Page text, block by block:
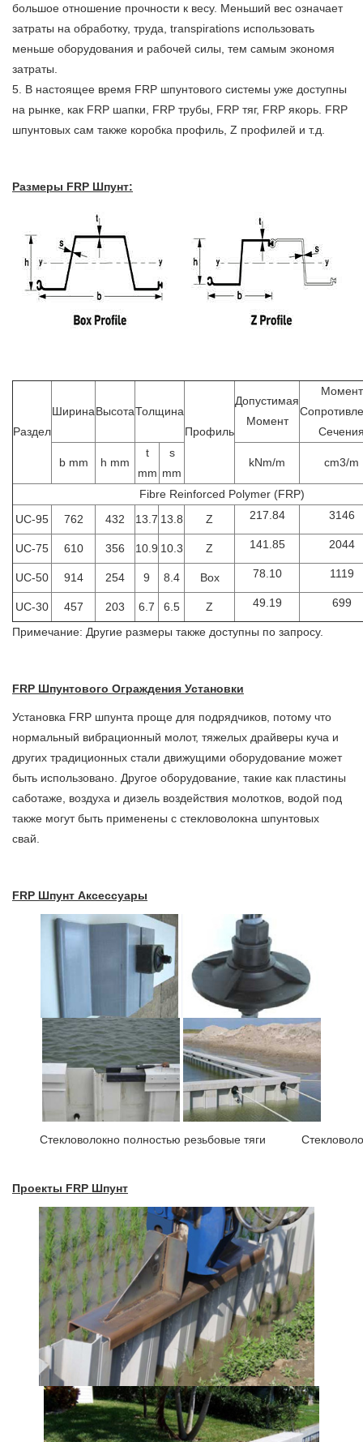
большое отношение прочности к весу. Меньший вес означает
затраты на обработку, труда, transpirations использовать
меньше оборудования и рабочей силы, тем самым экономя
затраты.
5. В настоящее время FRP шпунтового системы уже доступны
на рынке, как FRP шапки, FRP трубы, FRP тяг, FRP якорь. FRP
шпунтовых сам также коробка профиль, Z профилей и т.д.
Размеры FRP Шпунт:
Раздел
ШиринаВысотаТолщина
Профиль
Допустимая
Момент
Момент
b mm h mm
t
mm
s
mm
kNm/m cm3/m
Fibre Reinforced Polymer (FRP)
UC-95
762 432 13.7 13.8 Z 217.84 3146
UC-75 610 356 10.9 10.3 Z 141.85 2044
UC-50 914 254 9 8.4 Box 78.10 1119
UC-30 457 203 6.7 6.5 Z 49.19 699
Примечание: Другие размеры также доступны по запросу.
FRP Шпунтового Ограждения Установки
Установка FRP шпунта проще для подрядчиков, потому что
нормальный вибрационный молот, тяжелых драйверы куча и
других традиционных стали движущими оборудование может
быть использовано. Другое оборудование, такие как пластины
саботаже, воздуха и дизель воздействия молотков, водой под
также могут быть применены с стекловолокна шпунтовых
свай.
FRP Шпунт Аксессуары
Стекловолокно полностью резьбовые тяги
Проекты FRP Шпунт